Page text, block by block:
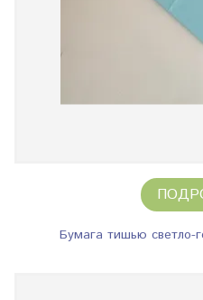
Бумага тишью светло-